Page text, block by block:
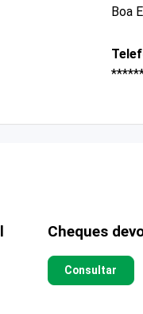
Boa
Cheques
Consultar